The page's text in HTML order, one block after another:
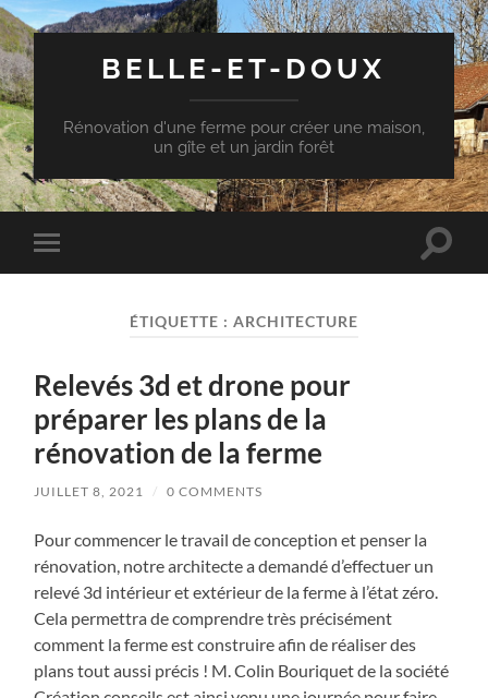
BELLE-ET-DOUX
Rénovation d'une ferme pour créer une maison,
un gîte et un jardin forêt
Toggle
mobile
Toggle
ÉTIQUETTE : ARCHITECTURE
Relevés 3d et drone pour
préparer les plans de la
rénovation de la ferme
JUILLET 8, 2021 / 0 COMMENTS
Pour commencer le travail de conception et penser la
rénovation, notre architecte a demandé d’effectuer un
relevé 3d intérieur et extérieur de la ferme à l’état zéro.
Cela permettra de comprendre très précisément
comment la ferme est construire afin de réaliser des
plans tout aussi précis ! M. Colin Bouriquet de la société